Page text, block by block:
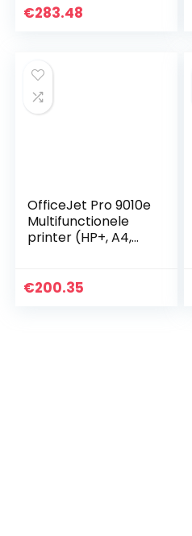
€283.48
OfficeJet Pro 9010e
Multifunctionele
printer (HP+, A4,
fax, WLAN, LAN,
€200.35